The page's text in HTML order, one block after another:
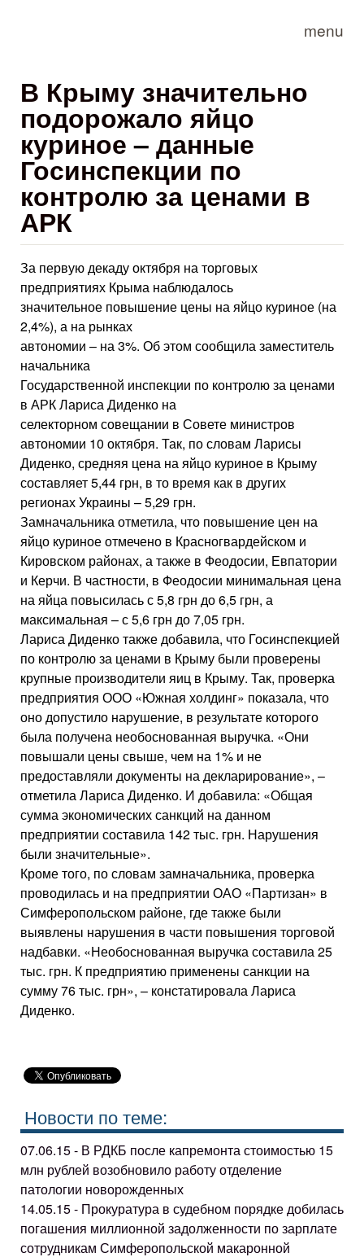
menu
В Крыму значительно
подорожало яйцо
куриное – данные
Госинспекции по
контролю за ценами в
АРК
За первую декаду октября на торговых
предприятиях Крыма наблюдалось
значительное повышение цены на яйцо куриное (на
2,4%), а на рынках
автономии – на 3%. Об этом сообщила заместитель
начальника
Государственной инспекции по контролю за ценами
в АРК Лариса Диденко на
селекторном совещании в Совете министров
автономии 10 октября. Так, по словам Ларисы
Диденко, средняя цена на яйцо куриное в Крыму
составляет 5,44 грн, в то время как в других
регионах Украины – 5,29 грн.
Замначальника отметила, что повышение цен на
яйцо куриное отмечено в Красногвардейском и
Кировском районах, а также в Феодосии, Евпатории
и Керчи. В частности, в Феодосии минимальная цена
на яйца повысилась с 5,8 грн до 6,5 грн, а
максимальная – с 5,6 грн до 7,05 грн.
Лариса Диденко также добавила, что Госинспекцией
по контролю за ценами в Крыму были проверены
крупные производители яиц в Крыму. Так, проверка
предприятия ООО «Южная холдинг» показала, что
оно допустило нарушение, в результате которого
была получена необоснованная выручка. «Они
повышали цены свыше, чем на 1% и не
предоставляли документы на декларирование», –
отметила Лариса Диденко. И добавила: «Общая
сумма экономических санкций на данном
предприятии составила 142 тыс. грн. Нарушения
были значительные».
Кроме того, по словам замначальника, проверка
проводилась и на предприятии ОАО «Партизан» в
Симферопольском районе, где также были
выявлены нарушения в части повышения торговой
надбавки. «Необоснованная выручка составила 25
тыс. грн. К предприятию применены санкции на
сумму 76 тыс. грн», – констатировала Лариса
Диденко.
Новости по теме:
07.06.15 - В РДКБ после капремонта стоимостью 15
млн рублей возобновило работу отделение
патологии новорожденных
14.05.15 - Прокуратура в судебном порядке добилась
погашения миллионной задолженности по зарплате
сотрудникам Симферопольской макаронной